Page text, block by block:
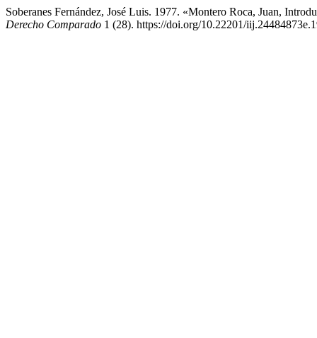
Soberanes Fernández, José Luis. 1977. «Montero Roca, Juan,
Derecho Comparado 1 (28). https://doi.org/10.22201/